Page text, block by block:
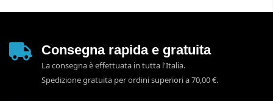
Consegna rapida e gratuita
La consegna è effettuata in tutta l'Italia.
Spedizione gratuita per ordini superiori a 70,00 €.